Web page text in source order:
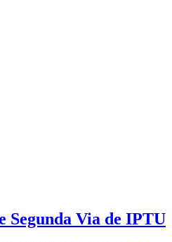
Segunda Via de IPTU